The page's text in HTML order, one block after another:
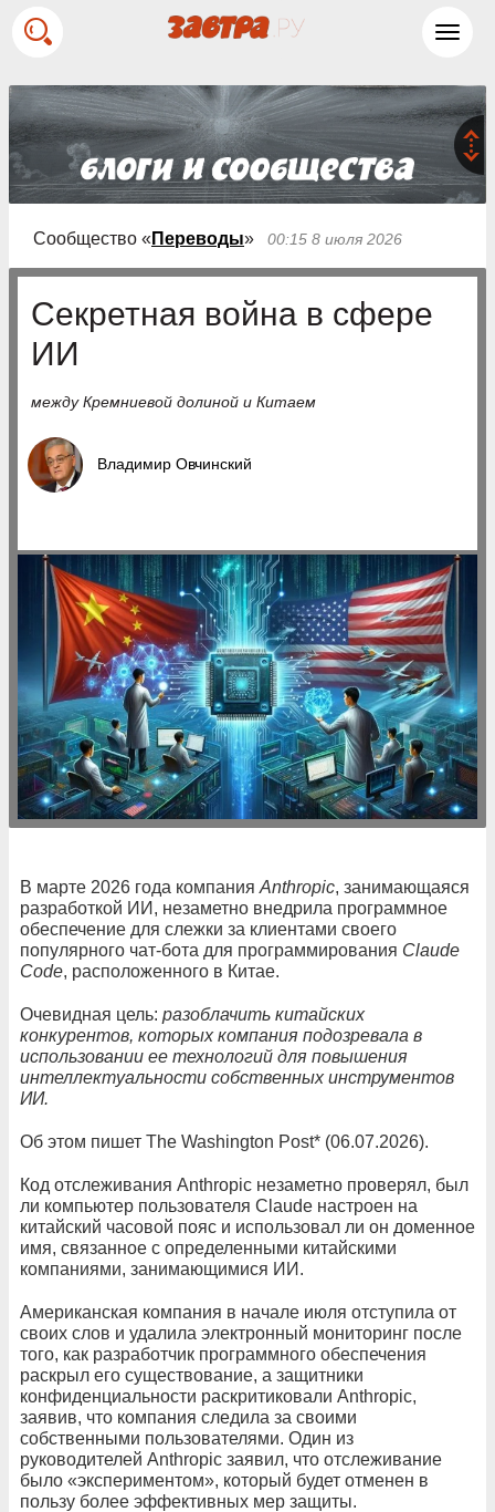
Сообщество « Переводы» 00:15 8 июля 2026
Секретная война в сфере
ИИ
между Кремниевой долиной и Китаем
Владимир Овчинский
В марте 2026 года компания Anthropic, занимающаяся
разработкой ИИ, незаметно внедрила программное
обеспечение для слежки за клиентами своего
популярного чат-бота для программирования Claude
Code, расположенного в Китае.
Очевидная цель: разоблачить китайских
конкурентов, которых компания подозревала в
использовании ее технологий для повышения
интеллектуальности собственных инструментов
ИИ.
Об этом пишет The Washington Post* (06.07.2026).
Код отслеживания Anthropic незаметно проверял, был
ли компьютер пользователя Claude настроен на
китайский часовой пояс и использовал ли он доменное
имя, связанное с определенными китайскими
компаниями, занимающимися ИИ.
Американская компания в начале июля отступила от
своих слов и удалила электронный мониторинг после
того, как разработчик программного обеспечения
раскрыл его существование, а защитники
конфиденциальности раскритиковали Anthropic,
заявив, что компания следила за своими
собственными пользователями. Один из
руководителей Anthropic заявил, что отслеживание
было «экспериментом», который будет отменен в
пользу более эффективных мер защиты.